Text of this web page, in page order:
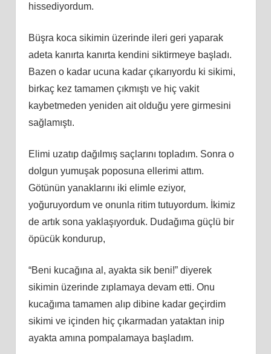
hissediyordum.
Büşra koca sikimin üzerinde ileri geri yaparak
adeta kanırta kanırta kendini siktirmeye başladı.
Bazen o kadar ucuna kadar çıkarıyordu ki sikimi,
birkaç kez tamamen çıkmıştı ve hiç vakit
kaybetmeden yeniden ait olduğu yere girmesini
sağlamıştı.
Elimi uzatıp dağılmış saçlarını topladım. Sonra o
dolgun yumuşak poposuna ellerimi attım.
Götünün yanaklarını iki elimle eziyor,
yoğuruyordum ve onunla ritim tutuyordum. İkimiz
de artık sona yaklaşıyorduk. Dudağıma güçlü bir
öpücük kondurup,
“Beni kucağına al, ayakta sik beni!” diyerek
sikimin üzerinde zıplamaya devam etti. Onu
kucağıma tamamen alıp dibine kadar geçirdim
sikimi ve içinden hiç çıkarmadan yataktan inip
ayakta amına pompalamaya başladım.